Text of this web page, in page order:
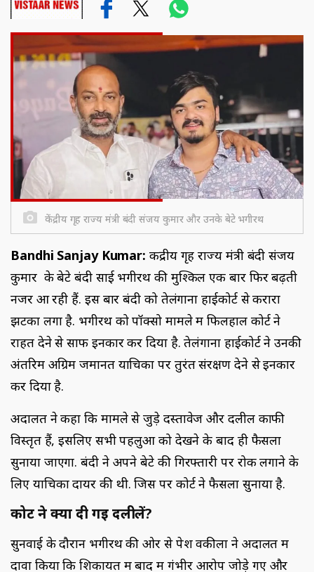
केंद्रीय गृह राज्य मंत्री बंदी संजय कुमार और उनके बेटे भगीरथ
Bandhi Sanjay Kumar: केंद्रीय गृह राज्य मंत्री बंदी संजय
कुमार के बेटे बंदी साई भगीरथ की मुश्‍किलें एक बार फ‍िर बढ़ती
नजर आ रही हैं. इस बार बंदी को तेलंगाना हाईकोर्ट से करारा
झटका लगा है. भगीरथ को पॉक्सो मामले में फिलहाल कोर्ट ने
राहत देने से साफ इनकार कर द‍िया है. तेलंगाना हाईकोर्ट ने उनकी
अंतरिम अग्रिम जमानत याचिका पर तुरंत संरक्षण देने से इनकार
कर दिया है.
अदालत ने कहा कि मामले से जुड़े दस्तावेज और दलीलें काफी
विस्तृत हैं, इसलिए सभी पहलुओं को देखने के बाद ही फैसला
सुनाया जाएगा. बंदी ने अपने बेटे की गिरफ्तारी पर रोक लगाने के
लिए याचिका दायर की थी. जिस पर कोर्ट ने फैसला सुनाया है.
कोर्ट ने क्‍या दी गई दलीलें?
सुनवाई के दौरान भगीरथ की ओर से पेश वकीलों ने अदालत में
दावा किया कि शिकायत में बाद में गंभीर आरोप जोड़े गए और